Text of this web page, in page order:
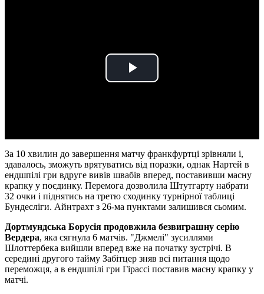
Play
За 10 хвилин до завершення матчу франкфуртці зрівняли і,
здавалось, зможуть врятуватись від поразки, однак Нартей в
ендшпілі гри вдруге вивів швабів вперед, поставивши масну
крапку у поєдинку. Перемога дозволила Штутгарту набрати
32 очки і піднятись на третю сходинку турнірної таблиці
Бундесліги. Айнтрахт з 26-ма пунктами залишився сьомим.
Дортмундська Борусія продовжила безвиграшну серію
Вердера, яка сягнула 6 матчів. "Джмелі" зусиллями
Шлоттербека вийшли вперед вже на початку зустрічі. В
середині другого тайму Забітцер зняв всі питання щодо
переможця, а в ендшпілі гри Гірассі поставив масну крапку у
матчі.